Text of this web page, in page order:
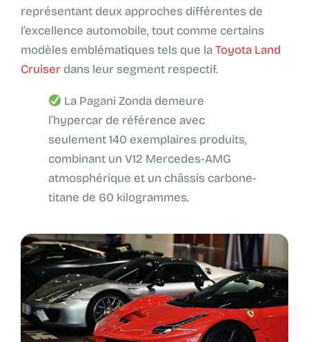
représentant deux approches différentes de
l’excellence automobile, tout comme certains
modèles emblématiques tels que laToyota Land
Cruiser dans leur segment respectif.
La Pagani Zonda demeure
l’hypercar de référence avec
seulement 140 exemplaires produits,
combinant un V12 Mercedes-AMG
atmosphérique et un châssis carbone-
titane de 60 kilogrammes.